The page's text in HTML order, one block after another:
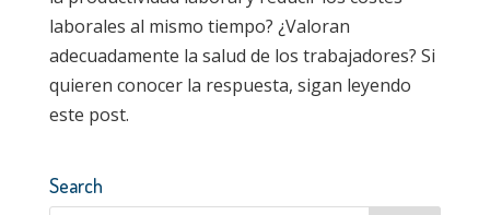
laborales al mismo tiempo? ¿Valoran
adecuadamente la salud de los trabajadores? Si
quieren conocer la respuesta, sigan leyendo
este post.
Search